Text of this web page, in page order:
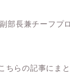
部長兼チーフプ
ちらの記事にま